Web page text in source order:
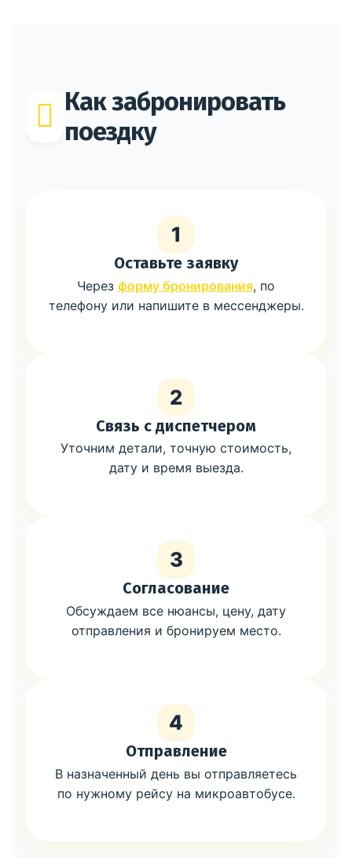
Как забронировать
поездку
1
Оставьте заявку
Через форму бронирования, по
телефону или напишите в мессенджеры.
2
Связь с диспетчером
Уточним детали, точную стоимость,
дату и время выезда.
3
Согласование
Обсуждаем все нюансы, цену, дату
отправления и бронируем место.
4
Отправление
В назначенный день вы отправляетесь
по нужному рейсу на микроавтобусе.